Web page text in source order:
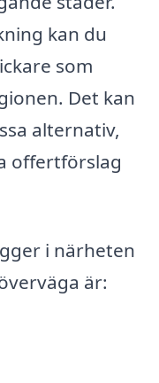
kan du
som
Det kan
alternativ,
offertförslag
i närheten
är: